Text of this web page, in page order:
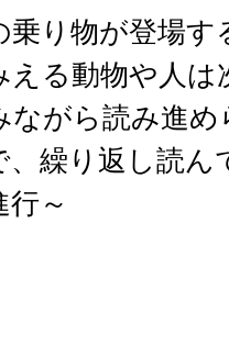
り物が登場す
る動物や人は
がら読み進め
繰り返し読ん
～